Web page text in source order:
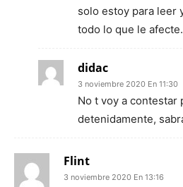
solo estoy para leer
todo lo que le afecte.
didac
3 noviembre 2020 En 11:30
No t voy a contestar
detenidamente,
Flint
3 noviembre 2020 En 13:16